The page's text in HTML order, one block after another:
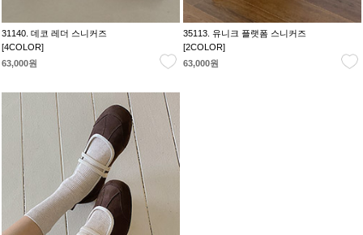
31140. 데코 레더 스니커즈
[4COLOR]
63,000원
35113. 유니크 플랫폼 스니커즈
[2COLOR]
63,000원